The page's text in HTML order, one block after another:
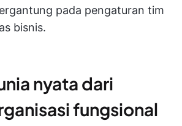
pada pengaturan tim
bisnis.
nyata dari
fungsional